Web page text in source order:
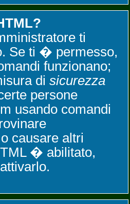
ti
Se ti � permesso,
funzionano;
di sicurezza
persone
usando comandi
causare altri
� abilitato,